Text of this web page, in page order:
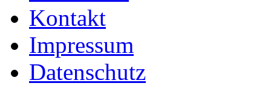
Kontakt
Impressum
Datenschutz